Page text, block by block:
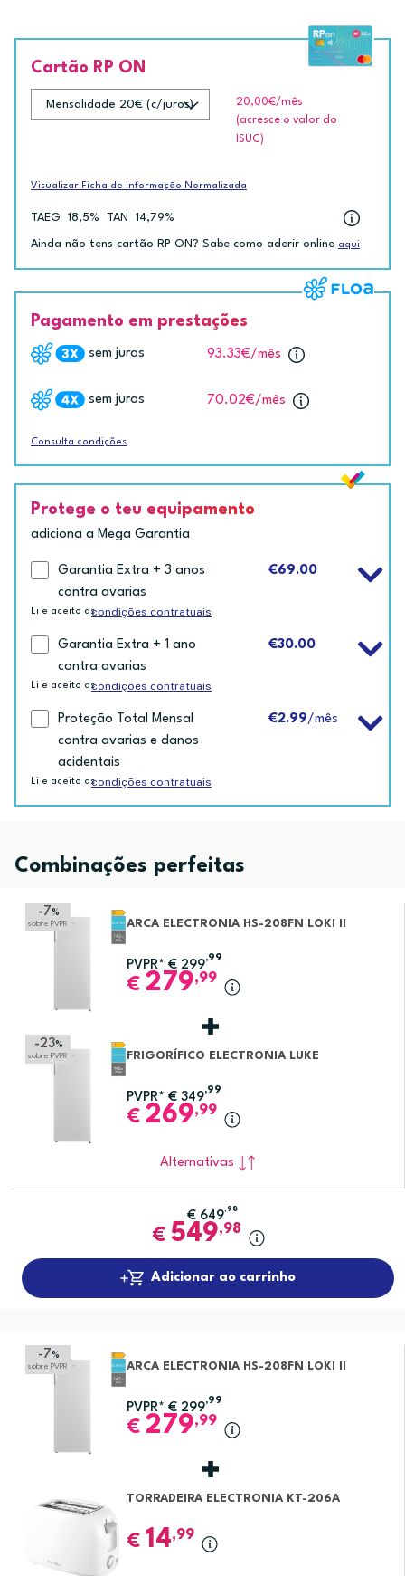
Cartão RP ON
20,00€/mês
(acresce o valor do
ISUC)
Visualizar Ficha de Informação Normalizada
TAEG 18,5% TAN 14,79%
Ainda não tens cartão RP ON? Sabe como aderir online aqui
Pagamento em prestações
sem juros 93.33€/mês
sem juros 70.02€/mês
Consulta condições
Protege o teu equipamento
adiciona a Mega Garantia
Garantia Extra + 3 anos
contra avarias
€69.00
Li e aceito ascondições contratuais
Garantia Extra + 1 ano
contra avarias
€30.00
Li e aceito ascondições contratuais
Proteção Total Mensal
contra avarias e danos
acidentais
€2.99/mês
Li e aceito ascondições contratuais
Combinações perfeitas
-7 %
sobre PVPR ARCA ELECTRONIA HS-208FN LOKI II
PVPR* € 299
,99
€ 279,99
-23%
sobre PVPR FRIGORÍFICO ELECTRONIA LUKE
PVPR* € 349
,99
€ 269,99
Alternativas
€ 649 ,98
€ 549,98
Adicionar ao carrinho
-7 %
sobre PVPR ARCA ELECTRONIA HS-208FN LOKI II
PVPR* € 299
,99
€ 279,99
TORRADEIRA ELECTRONIA KT-206A
€ 14,99